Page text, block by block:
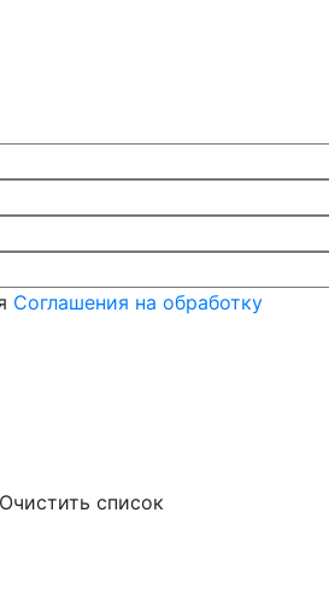
Соглашения на обработку
Очистить список